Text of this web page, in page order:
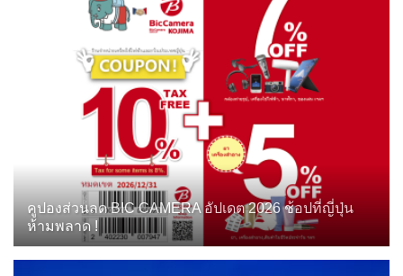
คูปองส่วนลด BIC CAMERA อัปเดต 2026 ช้อปที่ญี่ปุ่น
ห้ามพลาด !